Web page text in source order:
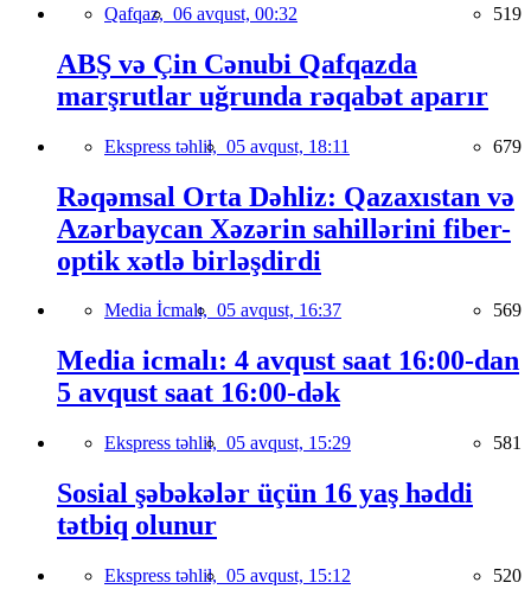
Qafqaz, 06 avqust, 00:32 519
ABŞ və Çin Cənubi Qafqazda
marşrutlar uğrunda rəqabət aparır
Ekspress təhlil, 05 avqust, 18:11 679
Rəqəmsal Orta Dəhliz: Qazaxıstan və
Azərbaycan Xəzərin sahillərini fiber-
optik xətlə birləşdirdi
Media İcmalı, 05 avqust, 16:37 569
Media icmalı: 4 avqust saat 16:00-dan
5 avqust saat 16:00-dək
Ekspress təhlil, 05 avqust, 15:29 581
Sosial şəbəkələr üçün 16 yaş həddi
tətbiq olunur
Ekspress təhlil, 05 avqust, 15:12 520